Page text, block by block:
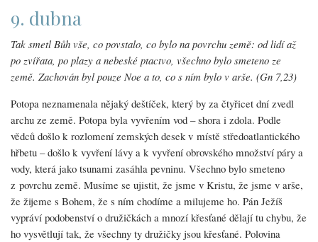
9. dubna
Tak smetl Bůh vše, co povstalo, co bylo na povrchu země: od lidí až
po zvířata, po plazy a nebeské ptactvo, všechno bylo smeteno ze
země. Zachován byl pouze Noe a to, co s ním bylo v arše. (Gn 7,23)
Potopa neznamenala nějaký deštíček, který by za čtyřicet dní zvedl
archu ze země. Potopa byla vyvřením vod – shora i zdola. Podle
vědců došlo k rozlomení zemských desek v místě středoatlantického
hřbetu – došlo k vyvření lávy a k vyvření obrovského množství páry a
vody, která jako tsunami zasáhla pevninu. Všechno bylo smeteno
z povrchu země. Musíme se ujistit, že jsme v Kristu, že jsme v arše,
že žijeme s Bohem, že s ním chodíme a milujeme ho. Pán Ježíš
vypráví podobenství o družičkách a mnozí křesťané dělají tu chybu, že
ho vysvětlují tak, že všechny ty družičky jsou křesťané. Polovina